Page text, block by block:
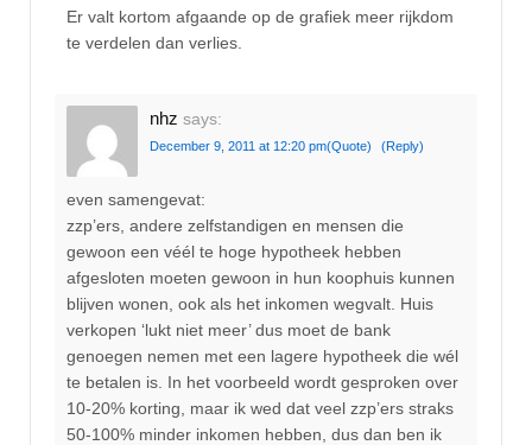
Er valt kortom afgaande op de grafiek meer rijkdom
te verdelen dan verlies.
nhz says:
December 9, 2011 at 12:20 pm(Quote) (Reply)
even samengevat:
zzp’ers, andere zelfstandigen en mensen die
gewoon een véél te hoge hypotheek hebben
afgesloten moeten gewoon in hun koophuis kunnen
blijven wonen, ook als het inkomen wegvalt. Huis
verkopen ‘lukt niet meer’ dus moet de bank
genoegen nemen met een lagere hypotheek die wél
te betalen is. In het voorbeeld wordt gesproken over
10-20% korting, maar ik wed dat veel zzp’ers straks
50-100% minder inkomen hebben, dus dan ben ik